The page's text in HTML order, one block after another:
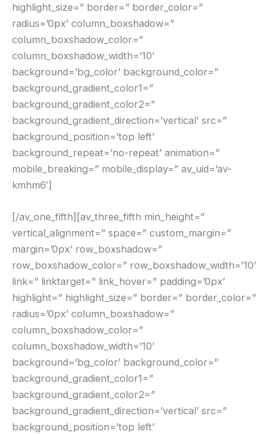
highlight_size=” border=” border_color=”
radius=’0px’ column_boxshadow=”
column_boxshadow_color=”
column_boxshadow_width=’10’
background=’bg_color’ background_color=”
background_gradient_color1=”
background_gradient_color2=”
background_gradient_direction=’vertical’ src=”
background_position=’top left’
background_repeat=’no-repeat’ animation=”
mobile_breaking=” mobile_display=” av_uid=’av-
kmhm6′]
[/av_one_fifth][av_three_fifth min_height=”
vertical_alignment=” space=” custom_margin=”
margin=’0px’ row_boxshadow=”
row_boxshadow_color=” row_boxshadow_width=’10’
link=” linktarget=” link_hover=” padding=’0px’
highlight=” highlight_size=” border=” border_color=”
radius=’0px’ column_boxshadow=”
column_boxshadow_color=”
column_boxshadow_width=’10’
background=’bg_color’ background_color=”
background_gradient_color1=”
background_gradient_color2=”
background_gradient_direction=’vertical’ src=”
background_position=’top left’